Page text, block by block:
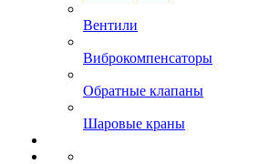
Вентили
Виброкомпенсаторы
Обратные клапаны
Шаровые краны